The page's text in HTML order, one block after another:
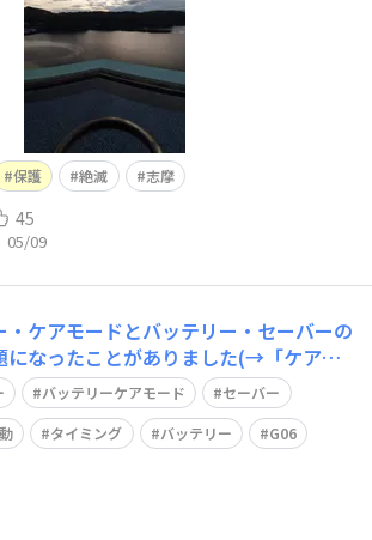
保護 絶滅 志摩
45
05/09
ケアモードとバッテリー・セーバーの
になったことがありました(→「ケアと
」 by「hira@」さん)が、今回 TORQ
が確認できましたので、ご報告しま
バッテリーケアモード
セーバー
タイミング バッテリー
G06